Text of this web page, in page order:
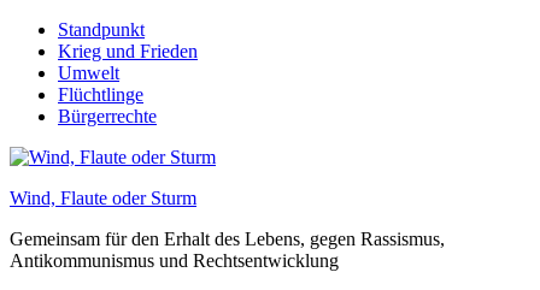
Skip
content
Standpunkt
Krieg und Frieden
Umwelt
Flüchtlinge
Bürgerrechte
Wind, Flaute oder Sturm
Gemeinsam für den Erhalt des Lebens, gegen Rassismus,
Antikommunismus und Rechtsentwicklung